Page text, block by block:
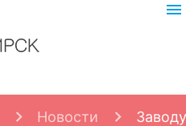
menu
Новости